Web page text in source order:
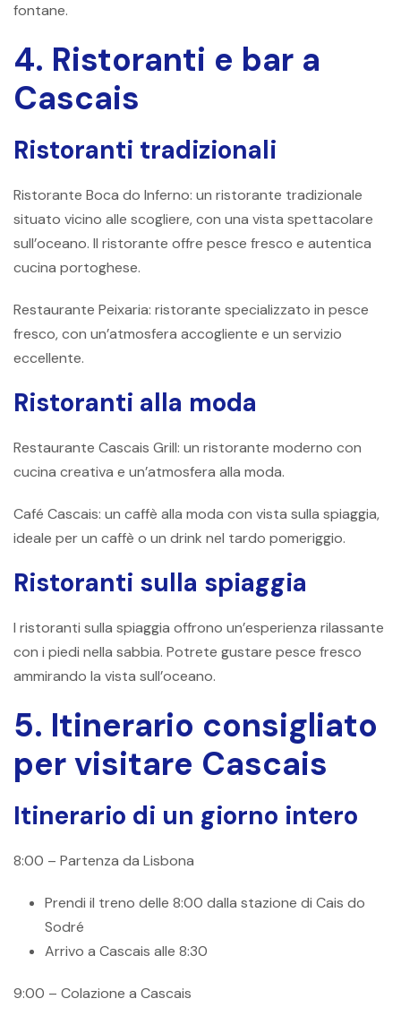
fontane.
4. Ristoranti e bar a
Cascais
Ristoranti tradizionali
Ristorante Boca do Inferno: un ristorante tradizionale
situato vicino alle scogliere, con una vista spettacolare
sull’oceano. Il ristorante offre pesce fresco e autentica
cucina portoghese.
Restaurante Peixaria: ristorante specializzato in pesce
fresco, con un’atmosfera accogliente e un servizio
eccellente.
Ristoranti alla moda
Restaurante Cascais Grill: un ristorante moderno con
cucina creativa e un’atmosfera alla moda.
Café Cascais: un caffè alla moda con vista sulla spiaggia,
ideale per un caffè o un drink nel tardo pomeriggio.
Ristoranti sulla spiaggia
I ristoranti sulla spiaggia offrono un’esperienza rilassante
con i piedi nella sabbia. Potrete gustare pesce fresco
ammirando la vista sull’oceano.
5. Itinerario consigliato
per visitare Cascais
Itinerario di un giorno intero
8:00 – Partenza da Lisbona
Prendi il treno delle 8:00 dalla stazione di Cais do
Sodré
Arrivo a Cascais alle 8:30
9:00 – Colazione a Cascais